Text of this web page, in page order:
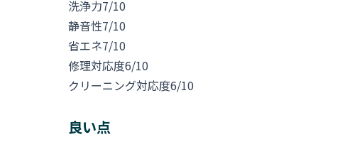
洗浄力7/10
静音性7/10
省エネ7/10
修理対応度6/10
クリーニング対応度6/10
良い点